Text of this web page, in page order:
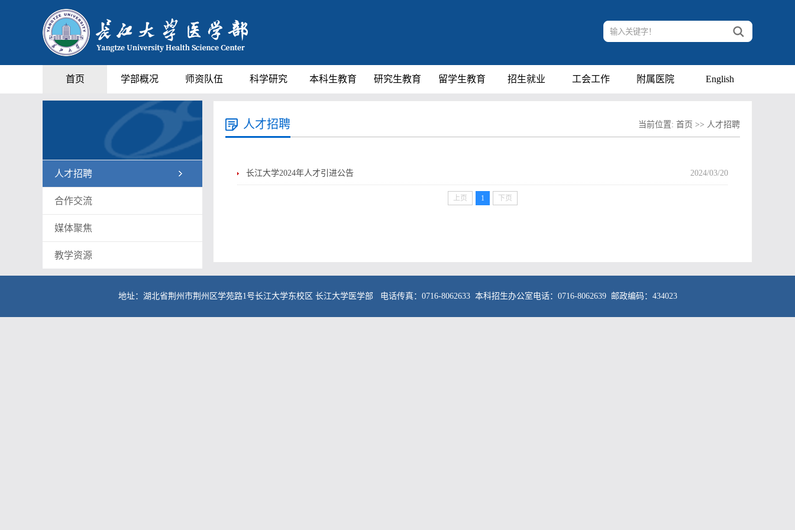
首页 学部概况 师资队伍 科学研究 本科生教育 研究生教育 留学生教育 招生就业 工会工作 附属医院 English
人才招聘
合作交流
媒体聚焦
教学资源
人才招聘 当前位置: 首页 >> 人才招聘
长江大学2024年人才引进公告 2024/03/20
上页 1 下页
地址：湖北省荆州市荆州区学苑路1号长江大学东校区 长江大学医学部 电话传真：0716-8062633 本科招生办公室电话：0716-8062639 邮政编码：434023